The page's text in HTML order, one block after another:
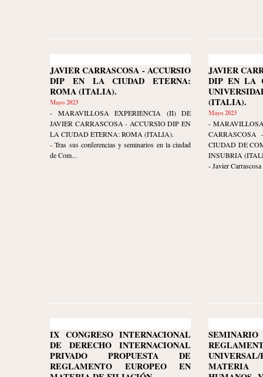
JAVIER CARRASCOSA - ACCURSIO
DIP EN LA CIUDAD ETERNA:
ROMA (ITALIA).
Mayo 2023
- MARAVILLOSA EXPERIENCIA (II) DE
JAVIER CARRASCOSA - ACCURSIO DIP EN
LA CIUDAD ETERNA: ROMA (ITALIA).
- Tras sus conferencias y seminarios en la ciudad
de Com...
JAVIER
DIP EN LA
(ITALIA).
Mayo 2023
-
CIUDAD DE
INSUBRIA
- Javier
IX CONGRESO INTERNACIONAL
DE DERECHO INTERNACIONAL
PRIVADO PROPUESTA DE
REGLAMENTO EUROPEO EN